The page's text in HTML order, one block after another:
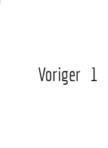
Voriger 1